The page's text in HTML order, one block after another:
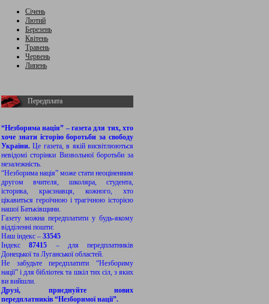
Січень
Лютий
Березень
Квітень
Травень
Червень
Липень
Передплата
“Незборима нація” – газета для тих, хто
хоче знати історію боротьби за свободу
України.Це газета, в якій висвітлюються
невідомі сторінки Визвольної боротьби за
незалежність.
“Незборима нація” може стати неоціненним
другом вчителя, школяра, студента,
історика, краєзнавця, кожного, хто
цікавиться героїчною і трагічною історією
нашої Батьківщини.
Газету можна передплатити у будь-якому
відділенні пошти:
Наш індекс – 33545
Індекс87415 – для передплатників
Донецької та Луганської областей.
Не забудьте передплатити “Незбориму
нації” і для бібліотек та шкіл тих сіл, з яких
ви вийшли.
Друзі, приєднуйте нових
передплатників “Незборимої нації”.